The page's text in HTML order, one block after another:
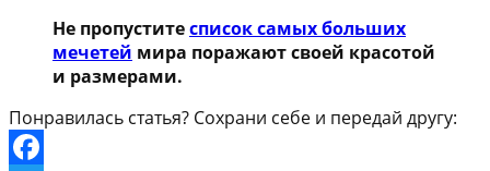
Не пропуститесписок самых больших
мечетей мира поражают своей красотой
и размерами.
Понравилась статья? Сохрани себе и передай другу: